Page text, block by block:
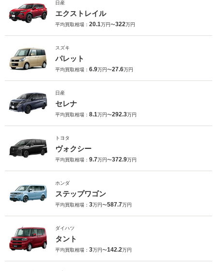
日産
エクストレイル
平均買取相場： 20.1万円〜322万円
スズキ
パレット
平均買取相場： 6.9万円〜27.6万円
日産
セレナ
平均買取相場： 8.1万円〜292.3万円
トヨタ
ヴォクシー
平均買取相場： 9.7万円〜372.9万円
ホンダ
ステップワゴン
平均買取相場： 3万円〜587.7万円
ダイハツ
タント
平均買取相場： 3万円〜142.2万円